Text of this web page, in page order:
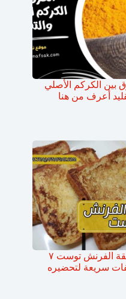
بين الكركم الأصلي
أعرف من هنا
طريقة الفرنش توست ٧
سريعة لتحضيره